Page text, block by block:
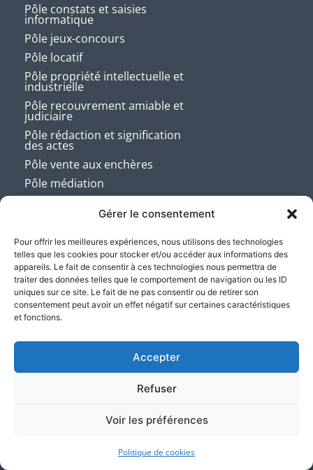
Gérer le consentement
Pour offrir les meilleures expériences, nous utilisons des technologies
telles que les cookies pour stocker et/ou accéder aux informations des
appareils. Le fait de consentir à ces technologies nous permettra de
traiter des données telles que le comportement de navigation ou les ID
uniques sur ce site. Le fait de ne pas consentir ou de retirer son
consentement peut avoir un effet négatif sur certaines caractéristiques
et fonctions.
Accepter
Refuser
Voir les préférences
Politique de cookies
Pôle constats et saisies
informatique
Pôle jeux-concours
Pôle locatif
Pôle propriété intellectuelle et
industrielle
Pôle recouvrement amiable et
judiciaire
Pôle rédaction et signification
des actes
Pôle vente aux enchères
Pôle médiation
ou d’aménager
Actualités
Contactez nos Etudes
+33 (0)1 45 06 01 56
14, Terrasse Bellini - 92800 Puteaux - Paris La Défense